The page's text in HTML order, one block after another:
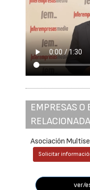
EMPRESAS O
Asociación
Solicitar
ver/